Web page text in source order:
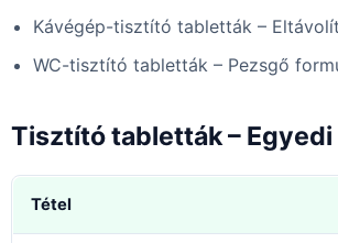
Kávégép-tisztító tabletták –
WC-tisztító tabletták – Pezsgő
Tisztító tabletták –
Tétel